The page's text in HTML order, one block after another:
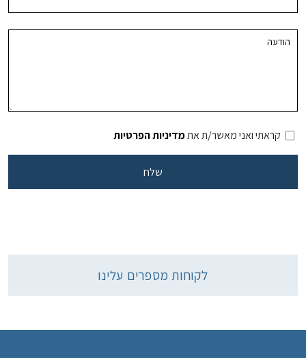
קראתי ואני מאשר/ת אתמדיניות הפרטיות
לקוחות מספרים עלינו